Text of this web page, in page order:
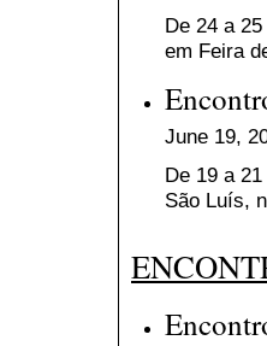
De 24 a
em Feira
June 19,
De 19 a
São Luís,